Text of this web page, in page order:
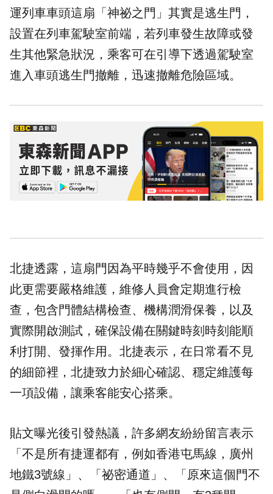
運列車車頭這扇「神祕之門」其實是逃生門 ，
設置在列車駕駛室前端，若列車發生故障或發
生其他緊急狀況，乘客可在引導下透過駕駛室
進入車頭逃生門撤離，迅速撤離危險區域。
北捷透露，這扇門因為平時幾乎不會使用，因
此更需要嚴格維護，維修人員會定期進行檢
查，包含門體結構檢查、機構潤滑保養，以及
實際開啟測試，確保設備在關鍵時刻時刻能順
利打開、發揮作用。北捷表示，在日常看不見
的細節裡，北捷致力於細心確認、穩定維護每
一項設備，讓乘客能安心搭乘。
貼文曝光後引發熱議，許多網友紛紛留言表示
「不是所有捷運都有，例如香港屯馬線，廣州
地鐵3號線」、「祕密通道」、「原來這個門不